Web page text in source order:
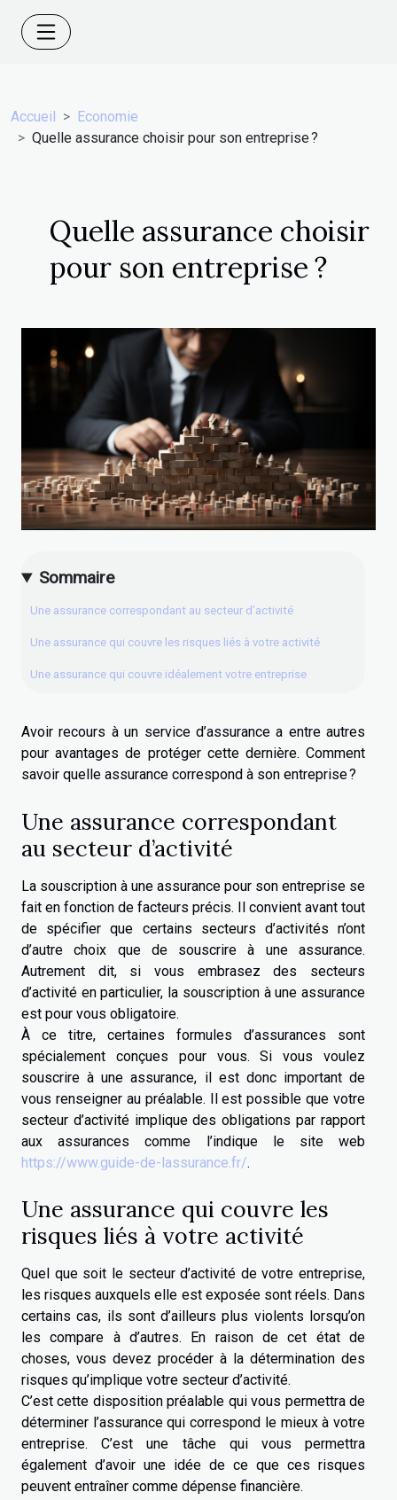
Accueil
Economie
Quelle assurance choisir pour son entreprise ?
Quelle assurance choisir
pour son entreprise ?
Sommaire
Une assurance correspondant au secteur d’activité
Une assurance qui couvre les risques liés à votre activité
Une assurance qui couvre idéalement votre entreprise
Avoir recours à un service d’assurance a entre autres
pour avantages de protéger cette dernière. Comment
savoir quelle assurance correspond à son entreprise ?
Une assurance correspondant
au secteur d’activité
La souscription à une assurance pour son entreprise se
fait en fonction de facteurs précis. Il convient avant tout
de spécifier que certains secteurs d’activités n’ont
d’autre choix que de souscrire à une assurance.
Autrement dit, si vous embrasez des secteurs
d’activité en particulier, la souscription à une assurance
est pour vous obligatoire.
À ce titre, certaines formules d’assurances sont
spécialement conçues pour vous. Si vous voulez
souscrire à une assurance, il est donc important de
vous renseigner au préalable. Il est possible que votre
secteur d’activité implique des obligations par rapport
aux assurances comme l’indique le site web
https://www.guide-de-lassurance.fr/.
Une assurance qui couvre les
risques liés à votre activité
Quel que soit le secteur d’activité de votre entreprise,
les risques auxquels elle est exposée sont réels. Dans
certains cas, ils sont d’ailleurs plus violents lorsqu’on
les compare à d’autres. En raison de cet état de
choses, vous devez procéder à la détermination des
risques qu’implique votre secteur d’activité.
C’est cette disposition préalable qui vous permettra de
déterminer l’assurance qui correspond le mieux à votre
entreprise. C’est une tâche qui vous permettra
également d’avoir une idée de ce que ces risques
peuvent entraîner comme dépense financière.